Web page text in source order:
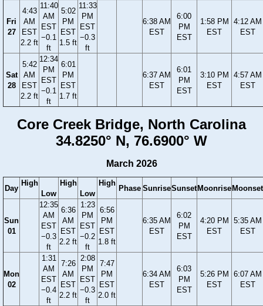
Fri
27
4:43
AM
EST
2.2 ft
11:40
AM
EST
−0.1
ft
5:02
PM
EST
1.5 ft
11:33
PM
EST
−0.3
ft
6:38 AM
EST
6:00
PM
EST
1:58 PM
EST
4:12 AM
EST
Sat
28
5:42
AM
EST
2.2 ft
12:34
PM
EST
−0.1
ft
6:01
PM
EST
1.7 ft
6:37 AM
EST
6:01
PM
EST
3:10 PM
EST
4:57 AM
EST
Core Creek Bridge, North Carolina
34.8250° N, 76.6900° W
March 2026
Day
High
Low
High
Low
High
Phase SunriseSunset Moonrise Moonset
Sun
01
12:35
AM
EST
−0.3
ft
6:36
AM
EST
2.2 ft
1:23
PM
EST
−0.2
ft
6:56
PM
EST
1.8 ft
6:35 AM
EST
6:02
PM
EST
4:20 PM
EST
5:35 AM
EST
Mon
02
1:31
AM
EST
−0.4
ft
7:26
AM
EST
2.2 ft
2:08
PM
EST
−0.3
ft
7:47
PM
EST
2.0 ft
6:34 AM
EST
6:03
PM
EST
5:26 PM
EST
6:07 AM
EST